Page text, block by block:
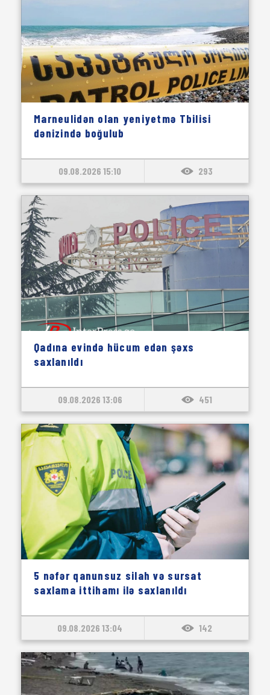
Marneulidən olan yeniyetmə Tbilisi
dənizində boğulub
09.08.2026 15:10 293
Qadına evində hücum edən şəxs
saxlanıldı
09.08.2026 13:06 451
5 nəfər qanunsuz silah və sursat
saxlama ittihamı ilə saxlanıldı
09.08.2026 13:04 142